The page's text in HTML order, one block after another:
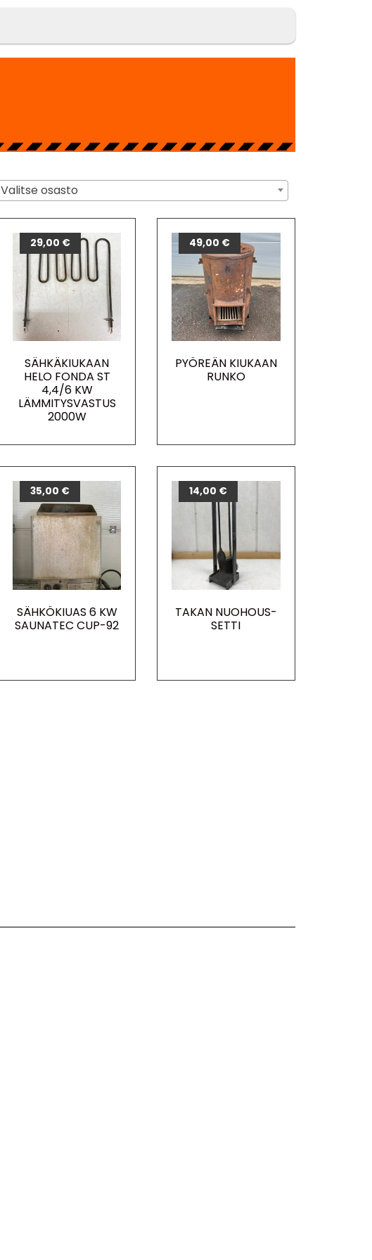
Valitse osasto
SÄHKÄKIUKAAN
HELO FONDA ST
4,4/6 KW
LÄMMITYSVASTUS
2000W
29,00 €
PYÖREÄN KIUKAAN
RUNKO
49,00 €
SÄHKÖKIUAS 6 KW
SAUNATEC CUP-92
35,00 €
TAKAN NUOHOUS-
SETTI
14,00 €